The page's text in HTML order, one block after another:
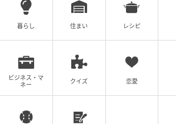
ウーマンエキサイト
暮らし 住まい レシピ
ビジネス・マ
ネー
クイズ 恋愛